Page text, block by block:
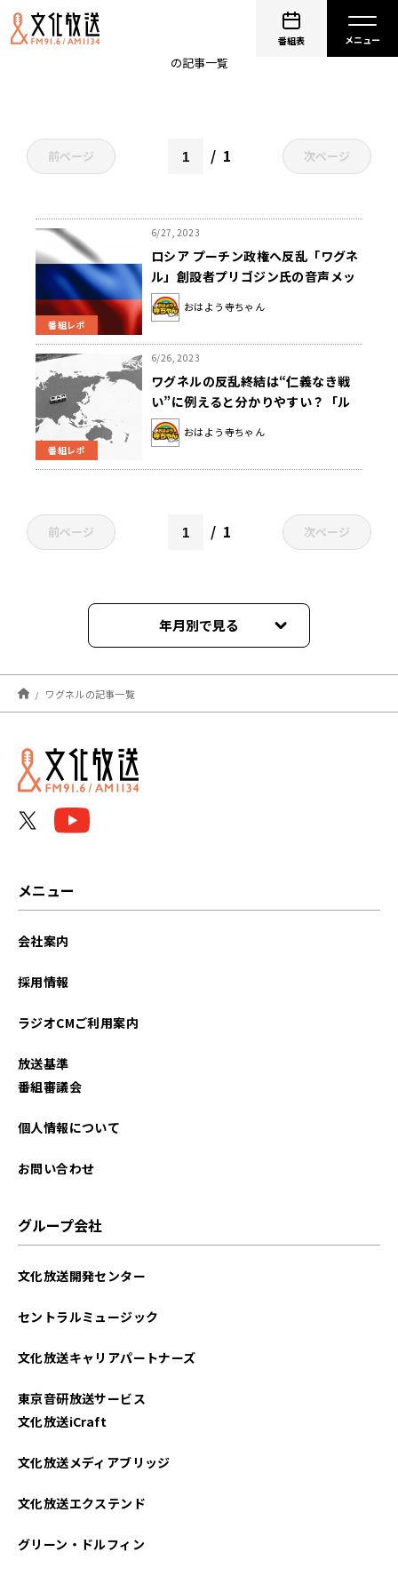
番組表
の記事一覧
前ページ 1 次ページ
番組レポ
6/27, 2023
ロシア プーチン政権へ反乱「ワグネ
ル」創設者プリゴジン氏の音声メッ
セージの信頼性
おはよう寺ちゃん
番組レポ
6/26, 2023
ワグネルの反乱終結は“仁義なき戦
い”に例えると分かりやすい？「ル
カシェンコが出てきたら仕方ないな
と（笑）」
おはよう寺ちゃん
前ページ 1 次ページ
年月別で見る
2023年06月
ワグネルの記事一覧
メニュー
会社案内
採用情報
ラジオCMご利用案内
放送基準
番組審議会
個人情報について
お問い合わせ
グループ会社
文化放送開発センター
セントラルミュージック
文化放送キャリアパートナーズ
東京音研放送サービス
文化放送iCraft
文化放送メディアブリッジ
文化放送エクステンド
グリーン・ドルフィン